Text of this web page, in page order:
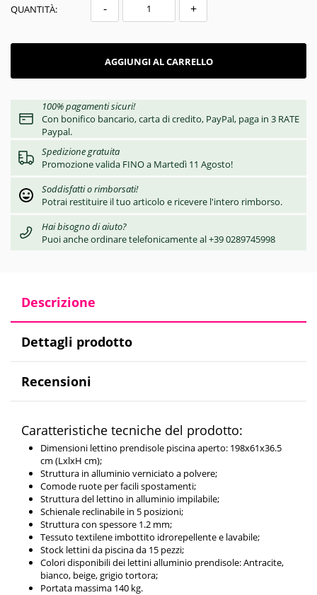
QUANTITÀ: - +
AGGIUNGI AL CARRELLO
100% pagamenti sicuri!
Con bonifico bancario, carta di credito, PayPal, paga in 3 RATE
Paypal.
Spedizione gratuita
Promozione valida FINO a Martedì 11 Agosto!
Soddisfatti o rimborsati!
Potrai restituire il tuo articolo e ricevere l'intero rimborso.
Hai bisogno di aiuto?
Puoi anche ordinare telefonicamente al +39 0289745998
Descrizione
Dettagli prodotto
Recensioni
Caratteristiche tecniche del prodotto:
Dimensioni lettino prendisole piscina aperto: 198x61x36.5
cm (LxlxH cm);
Struttura in alluminio verniciato a polvere;
Comode ruote per facili spostamenti;
Struttura del lettino in alluminio impilabile;
Schienale reclinabile in 5 posizioni;
Struttura con spessore 1.2 mm;
Tessuto textilene imbottito idrorepellente e lavabile;
Stock lettini da piscina da 15 pezzi;
Colori disponibili dei lettini alluminio prendisole: Antracite,
bianco, beige, grigio tortora;
Portata massima 140 kg.